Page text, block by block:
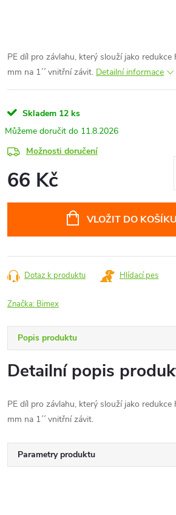
PE díl pro závlahu, který slouží jako
mm na 1´´ vnitřní závit. Detailní informace
Skladem 12 ks
11.8.2026
Možnosti doručení
66 Kč
VLOŽIT DO KOŠÍKU
Dotaz k produktu Hlídací pes
Značka: Bimex
Popis produktu
Detailní popis
PE díl pro závlahu, který slouží jako
mm na 1´´ vnitřní závit.
Parametry produktu